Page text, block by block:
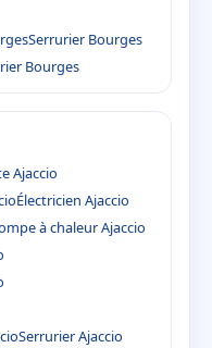
Serrurier Bourges
Bourges
Ajaccio
Électricien Ajaccio
à chaleur Ajaccio
Serrurier Ajaccio